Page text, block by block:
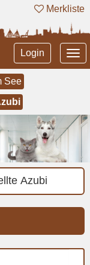
Merkliste
Login
See